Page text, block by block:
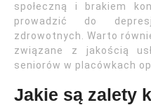
społeczną i brakiem
prowadzić do
zdrowotnych. Warto
związane z jakością
seniorów w placówkach
Jakie są zalety